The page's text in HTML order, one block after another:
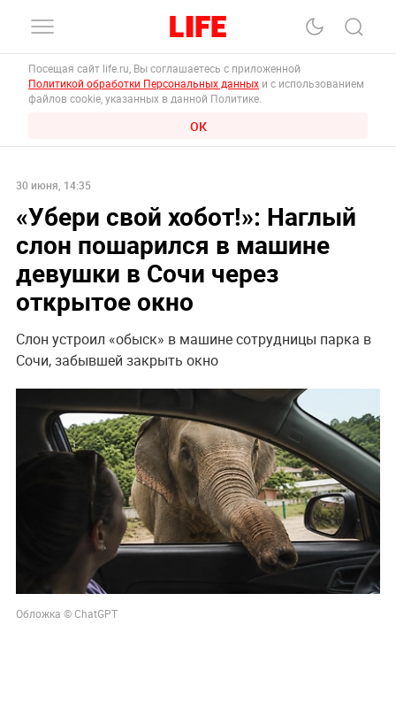
Посещая сайт life.ru, Вы соглашаетесь с приложенной
Политикой обработки Персональных данных и с использованием
файлов cookie, указанных в данной Политике.
ОК
30 июня, 14:35
«Убери свой хобот!»: Наглый
слон пошарился в машине
девушки в Сочи через
открытое окно
Слон устроил «обыск» в машине сотрудницы парка в
Сочи, забывшей закрыть окно
Обложка © ChatGPT